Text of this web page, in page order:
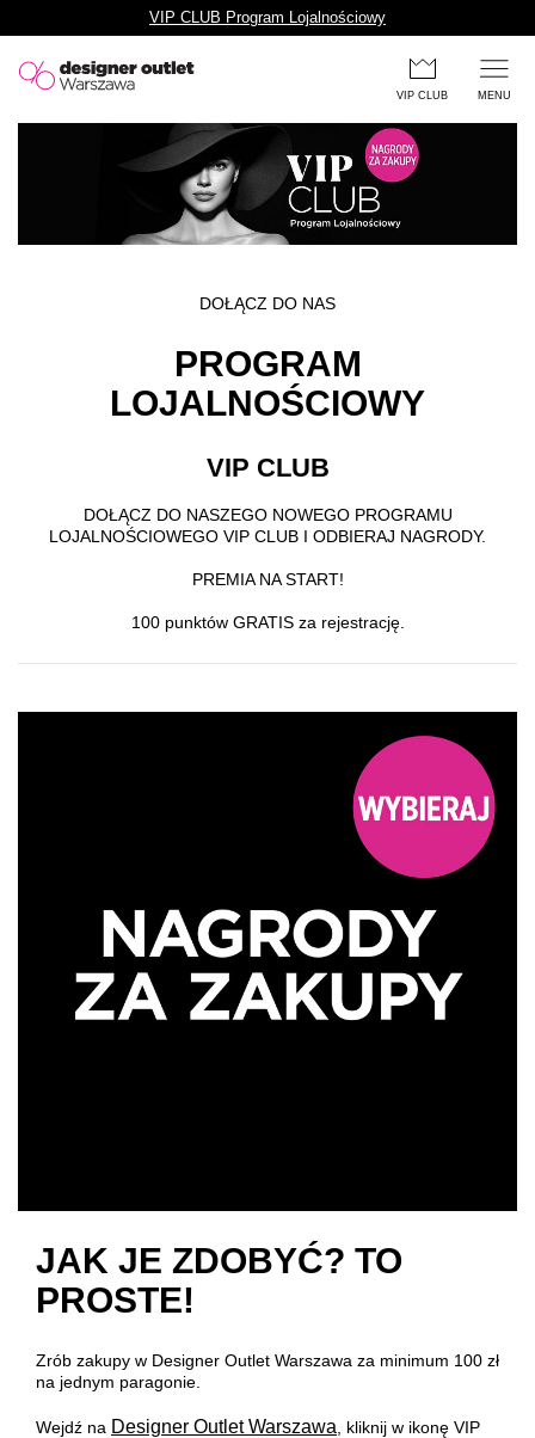
do treści głównejVIP CLUB Program Lojalnościowy
MENU
VIP CLUB
DOŁĄCZ DO NAS
PROGRAM
LOJALNOŚCIOWY
VIP CLUB
DOŁĄCZ DO NASZEGO NOWEGO PROGRAMU
LOJALNOŚCIOWEGO VIP CLUB I ODBIERAJ NAGRODY.
PREMIA NA START!
100 punktów GRATIS za rejestrację.
JAK JE ZDOBYĆ? TO
PROSTE!
Zrób zakupy w Designer Outlet Warszawa za minimum 100 zł
na jednym paragonie.
Wejdź na Designer Outlet Warszawa
kliknij w ikonę VIP